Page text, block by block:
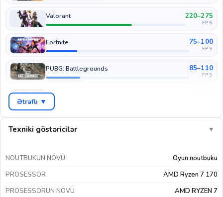
Valorant 220–275
FPS
Fortnite 75–100
FPS
PUBG: Battlegrounds 85–110
FPS
GTA V
FPS
110–140
Ətraflı ▼
Texniki göstəricilər ▼
NOUTBUKUN NÖVÜ
Oyun noutbuku
PROSESSOR
AMD Ryzen 7 170
PROSESSORUN NÖVÜ
AMD RYZEN 7